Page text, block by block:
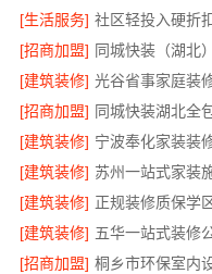
[生活服务]
[招商加盟]
[建筑装修]
[招商加盟] 同城快装湖北全
[建筑装修]
[建筑装修] 苏州一站式家装
[建筑装修] 正规装修质保学
[建筑装修] 五华一站式装修
[招商加盟] 桐乡市环保室内